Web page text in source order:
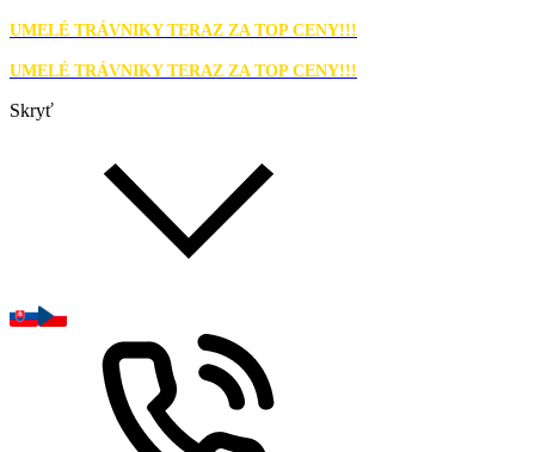
UMELÉ TRÁVNIKY TERAZ ZA TOP CENY!!!
UMELÉ TRÁVNIKY TERAZ ZA TOP CENY!!!
Skryť